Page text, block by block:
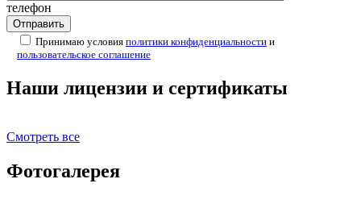
телефон
Принимаю условия политики конфиденциальности и
пользовательское соглашение
Наши лицензии и сертификаты
Смотреть все
Фотогалерея